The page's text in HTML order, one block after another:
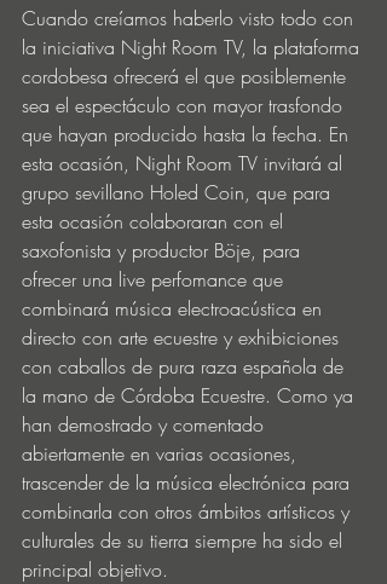
Cuando creíamos haberlo visto todo con
la iniciativa Night Room TV, la plataforma
cordobesa ofrecerá el que posiblemente
sea el espectáculo con mayor trasfondo
que hayan producido hasta la fecha. En
esta ocasión, Night Room TV invitará al
grupo sevillano Holed Coin, que para
esta ocasión colaboraran con el
saxofonista y productor Böje, para
ofrecer una live perfomance que
combinará música electroacústica en
directo con arte ecuestre y exhibiciones
con caballos de pura raza española de
la mano de Córdoba Ecuestre. Como ya
han demostrado y comentado
abiertamente en varias ocasiones,
trascender de la música electrónica para
combinarla con otros ámbitos artísticos y
culturales de su tierra siempre ha sido el
principal objetivo.